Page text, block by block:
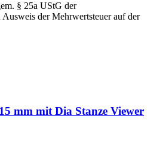
§ 25a UStG der
der Mehrwertsteuer auf der
mm mit Dia Stanze Viewer